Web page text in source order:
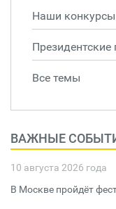
Наши
Президентские
Все темы
ВАЖНЫЕ
10 августа 2026 года
В Москве пройдёт